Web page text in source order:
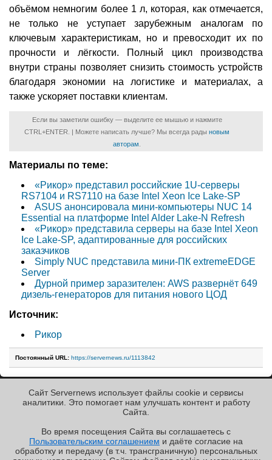
✖
объёмом немногим более 1 л, которая, как отмечается,
не только не уступает зарубежным аналогам по
ключевым характеристикам, но и превосходит их по
прочности и лёгкости. Полный цикл производства
внутри страны позволяет снизить стоимость устройств
благодаря экономии на логистике и материалах, а
также ускоряет поставки клиентам.
Если вы заметили ошибку — выделите ее мышью и нажмите
CTRL+ENTER. | Можете написать лучше? Мы всегда рады новым
авторам
Материалы по теме:
«Рикор» представил российские 1U-серверы
RS7104 и RS7110 на базе Intel Xeon Ice Lake-SP
ASUS анонсировала мини-компьютеры NUC 14
Essential на платформе Intel Alder Lake-N Refresh
«Рикор» представила серверы на базе Intel Xeon
Ice Lake-SP, адаптированные для российских
заказчиков
Simply NUC представила мини-ПК extremeEDGE
Server
Дурной пример заразителен: AWS развернёт 649
дизель-генераторов для питания нового ЦОД
Источник:
Рикор
Постоянный URL: https://servernews.ru/1113842
« Назад к ленте
Copyright ©2010-2026
Сайт Servernews использует файлы cookie и сервисы
аналитики. Это помогает нам улучшать контент и работу
Cайта.
Во время посещения Cайта вы соглашаетесь с
Пользовательским соглашением и даёте согласие на
обработку и передачу (в т.ч. трансграничную) персональных